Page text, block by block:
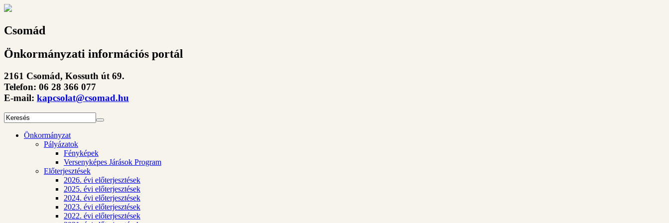
Csomád
Önkormányzati információs portál
2161 Csomád, Kossuth út 69.
Telefon: 06 28 366 077
E-mail: kapcsolat@csomad.hu
Önkormányzat
Pályázatok
Fényképek
Versenyképes Járások Program
Előterjesztések
2026. évi előterjesztések
2025. évi előterjesztések
2024. évi előterjesztések
2023. évi előterjesztések
2022. évi előterjesztések